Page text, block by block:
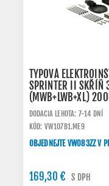
TYPOVÁ
SPRINTER II
(MWB+LWB+XL)
DODACIA LEHOTA: 7-14 DNÍ
KÓD: VW107B1.ME9
OBJEDNEJTE VW083ZZ V
169,30 € S DPH